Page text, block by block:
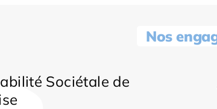
Nos
Sociétale de